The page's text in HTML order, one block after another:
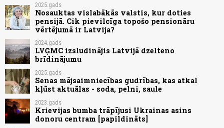
2025.gads
Nosauktas vislabākās valstis, kur doties
pensijā. Cik pievilcīga topošo pensionāru
vērtējumā ir Latvija?
2024.gads
LVĢMC izsludinājis Latvijā dzelteno
brīdinājumu
2025.gads
Senas mājsaimniecības gudrības, kas atkal
kļūst aktuālas - soda, pelni, saule
2023.gads
Krievijas bumba trāpījusi Ukrainas asins
donoru centram [papildināts]